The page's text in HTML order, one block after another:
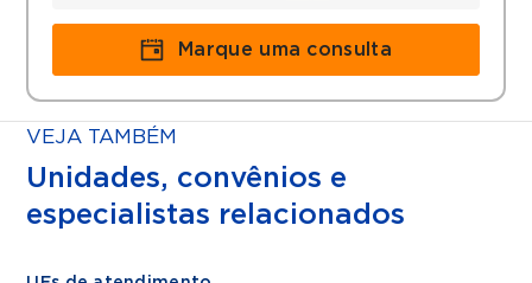
Marque uma consulta
VEJA TAMBÉM
Unidades, convênios e
especialistas relacionados